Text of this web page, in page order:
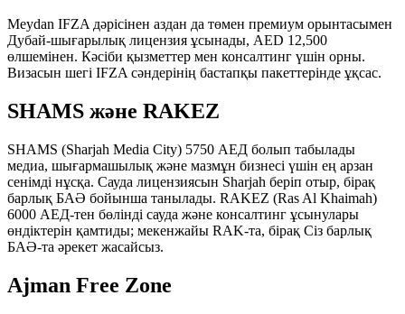
Meydan IFZA дәрісінен аздан да төмен премиум орынтасымен
Дубай-шығарылық лицензия ұсынады, AED 12,500
өлшемінен. Кәсіби қызметтер мен консалтинг үшін орны.
Визасын шегі IFZA сәндерінің бастапқы пакеттерінде ұқсас.
SHAMS және RAKEZ
SHAMS (Sharjah Media City) 5750 АЕД болып табылады
медиа, шығармашылық және мазмұн бизнесі үшін ең арзан
сенімді нұсқа. Сауда лицензиясын Sharjah беріп отыр, бірақ
барлық БАӘ бойынша танылады. RAKEZ (Ras Al Khaimah)
6000 АЕД-тен бөлінді сауда және консалтинг ұсынулары
өндіктерін қамтиды; мекенжайы RAK-та, бірақ Сіз барлық
БАӘ-та әрекет жасайсыз.
Ajman Free Zone